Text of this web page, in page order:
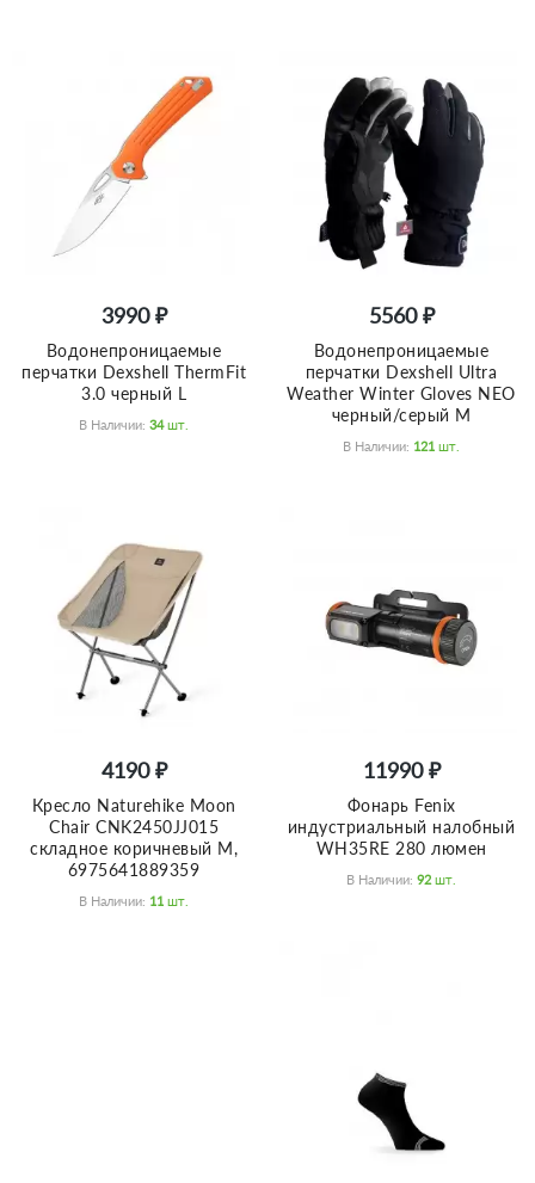
3990 ₽
Водонепроницаемые
перчатки Dexshell ThermFit
3.0 черный L
В Наличии: 34 Шт.
5560 ₽
Водонепроницаемые
перчатки Dexshell Ultra
Weather Winter Gloves NEO
черный/серый M
В Наличии: 121 Шт.
4190 ₽
Кресло Naturehike Moon
Chair CNK2450JJ015
складное коричневый M,
6975641889359
В Наличии: 11 Шт.
11990 ₽
Фонарь Fenix
индустриальный налобный
WH35RE 280 люмен
В Наличии: 92 Шт.